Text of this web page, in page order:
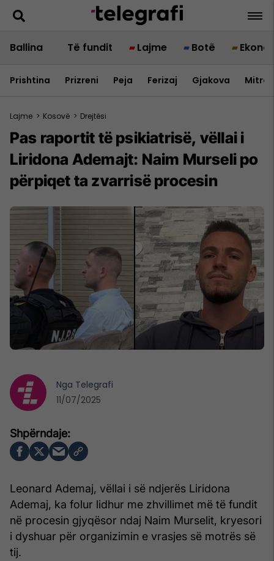
Ballina Të fundit Lajme Botë
Prishtina Prizreni Peja Ferizaj Gjakova
Lajme > Kosovë > Drejtësi
Pas raportit të psikiatrisë, vëllai i
Liridona Ademajt: Naim Murseli po
përpiqet ta zvarrisë procesin
Leonard Ademaj, vëllai i së ndjerës Liridona
Ademaj, ka folur lidhur me zhvillimet më të fundit
në procesin gjyqësor ndaj Naim Murselit, kryesori
i dyshuar për organizimin e vrasjes së motrës së
tij.
Nga Telegrafi
11/07/2025